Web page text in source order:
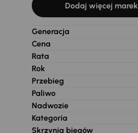
Dodaj więcej marek
Generacja
Cena
Rata
Rok
Przebieg
Paliwo
Nadwozie
Kategoria
Skrzynia biegów